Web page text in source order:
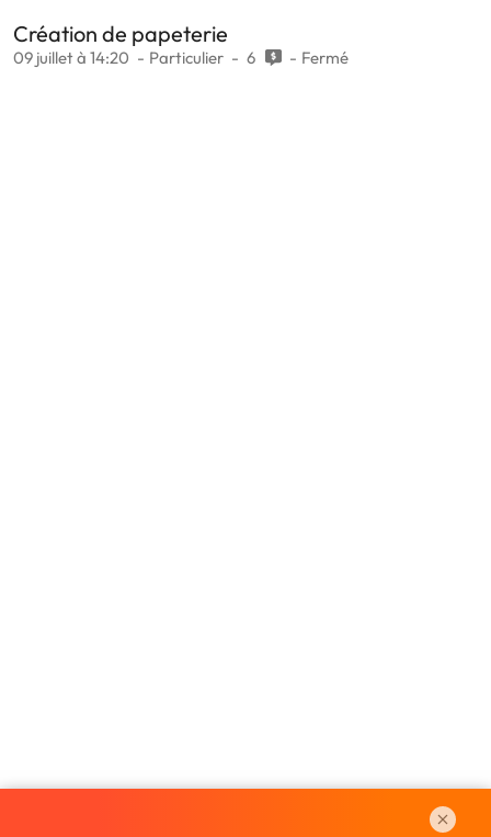
Création de papeterie
09 juillet à 14:20 Particulier 6 Fermé